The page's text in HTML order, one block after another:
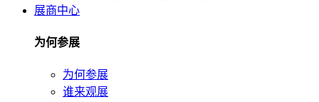
展商中心
为何参展
为何参展
谁来观展